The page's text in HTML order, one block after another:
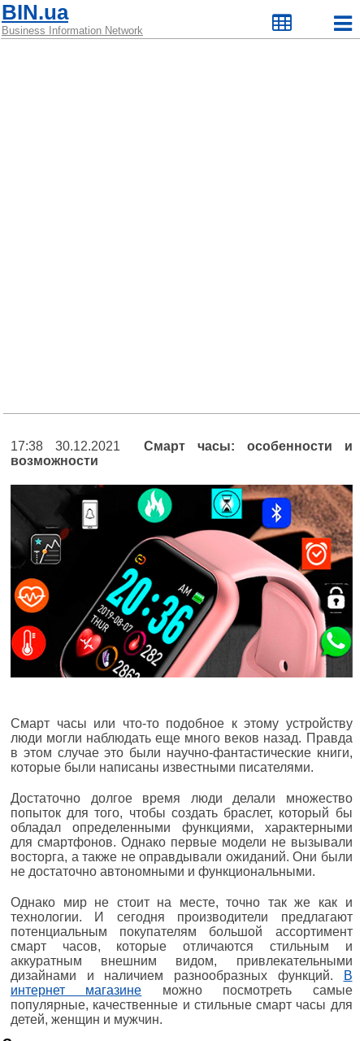
BIN.ua
Business Information Network
17:38 30.12.2021Смарт часы: особенности и
возможности
Смарт часы или что-то подобное к этому устройству
люди могли наблюдать еще много веков назад. Правда
в этом случае это были научно-фантастические книги,
которые были написаны известными писателями.
Достаточно долгое время люди делали множество
попыток для того, чтобы создать браслет, который бы
обладал определенными функциями, характерными
для смартфонов. Однако первые модели не вызывали
восторга, а также не оправдывали ожиданий. Они были
не достаточно автономными и функциональными.
Однако мир не стоит на месте, точно так же как и
технологии. И сегодня производители предлагают
потенциальным покупателям большой ассортимент
смарт часов, которые отличаются стильным и
аккуратным внешним видом, привлекательными
дизайнами и наличием разнообразных функций.
В
интернет магазине можно посмотреть самые
популярные, качественные и стильные смарт часы для
детей, женщин и мужчин.